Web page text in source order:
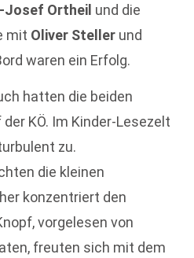
Josef Ortheil und die
mit Oliver Steller und
waren ein Erfolg.
hatten die beiden
KÖ. Im Kinder-Lesezelt
zu.
die kleinen
konzentriert den
vorgelesen von
freuten sich mit dem